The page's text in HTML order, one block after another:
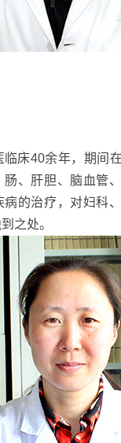
床40余年，期间
肠、肝胆、脑血管
病的治疗，对妇科
之处。